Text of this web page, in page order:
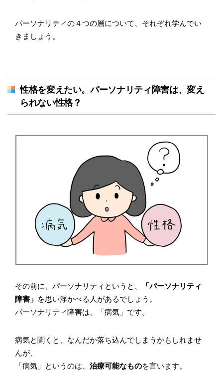
パーソナリティの４つの層について、それぞれ学んでい
きましょう。
性格を変えたい。パーソナリティ障害は、変え
られない性格？
その前に、パーソナリティというと、
「パーソナリティ
障害」 を思い浮かべる人があるでしょう。
パーソナリティ障害は、「病気」です。
病気と聞くと、なんだか落ち込んでしまうかもしれませ
んが、
「病気」というのは、 治療可能なものを言います。